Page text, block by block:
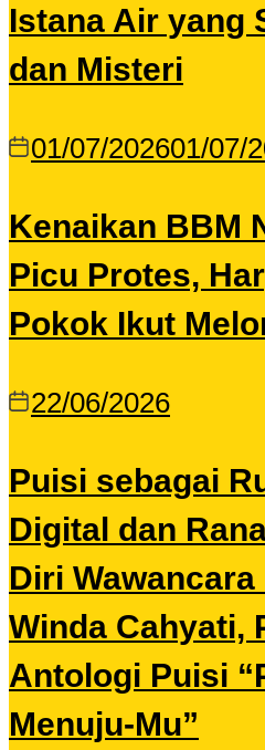
Istana Air yang
dan Misteri
01/07/202601/07/
Kenaikan BBM
Picu Protes,
Pokok Ikut
22/06/2026
Puisi sebagai
Digital dan
Diri
Winda Cahyati,
Antologi Puisi
Menuju-Mu”